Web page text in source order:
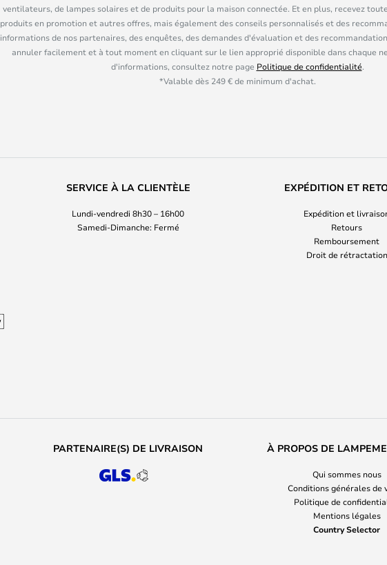
ventilateurs, de lampes solaires et de produits pour la maison connectée. Et en plus, recevez
produits en promotion et autres offres, mais également des conseils personnalisés et des
informations de nos partenaires, des enquêtes, des demandes d'évaluation et des
annuler facilement et à tout moment en cliquant sur le lien approprié disponible dans chaque
d'informations, consultez notre page Politique de confidentialité.
*Valable dès 249 € de minimum d'achat.
SERVICE À LA CLIENTÈLE
Lundi-vendredi 8h30 – 16h00
Samedi-Dimanche: Fermé
EXPÉDITION ET
Expédition et
Retours
Remboursement
Droit de rétractation
PARTENAIRE(S) DE LIVRAISON À PROPOS DE
Qui sommes nous
Conditions générales de
Politique de
Mentions légales
Country Selector